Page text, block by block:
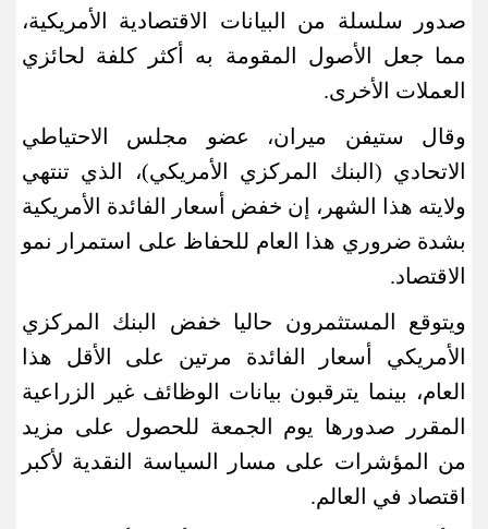
صدور سلسلة من البيانات الاقتصادية الأمريكية،
مما جعل الأصول المقومة به أكثر كلفة لحائزي
العملات الأخرى.
وقال ستيفن ميران، عضو مجلس الاحتياطي
الاتحادي (البنك المركزي الأمريكي)، الذي تنتهي
ولايته هذا الشهر، إن خفض أسعار الفائدة الأمريكية
بشدة ضروري هذا العام للحفاظ على استمرار نمو
الاقتصاد.
ويتوقع المستثمرون حاليا خفض البنك المركزي
الأمريكي أسعار الفائدة مرتين على الأقل هذا
العام، بينما يترقبون بيانات الوظائف غير الزراعية
المقرر صدورها يوم الجمعة للحصول على مزيد
من المؤشرات على مسار السياسة النقدية لأكبر
اقتصاد في العالم.